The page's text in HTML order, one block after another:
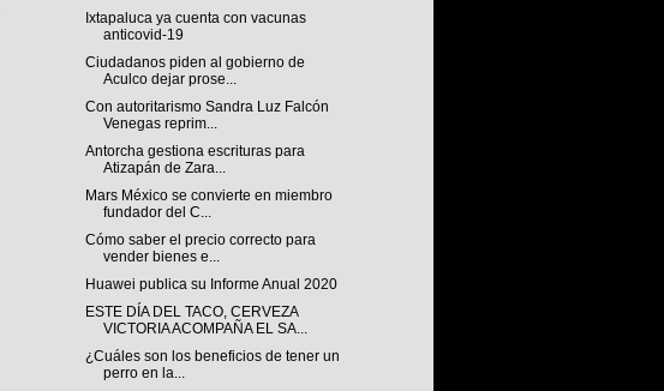
Ixtapaluca ya cuenta con vacunas
anticovid-19
Ciudadanos piden al gobierno de
Aculco dejar prose...
Con autoritarismo Sandra Luz Falcón
Venegas reprim...
Antorcha gestiona escrituras para
Atizapán de Zara...
Mars México se convierte en miembro
fundador del C...
Cómo saber el precio correcto para
vender bienes e...
Huawei publica su Informe Anual 2020
ESTE DÍA DEL TACO, CERVEZA
VICTORIA ACOMPAÑA EL SA...
¿Cuáles son los beneficios de tener un
perro en la...